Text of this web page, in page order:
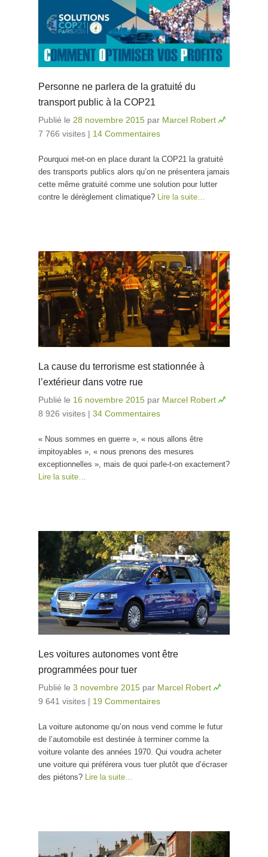
Personne ne parlera de la gratuité du
transport public à la COP21
Publié le 28 novembre 2015 par Marcel Robert
7 766 visites | 14 Commentaires
Pourquoi met-on en place durant la COP21 la gratuité
des transports publics alors qu’on ne présentera jamais
cette même gratuité comme une solution pour lutter
contre le dérèglement climatique?
Lire la suite…
La cause du terrorisme est stationnée à
l’extérieur dans votre rue
Publié le 16 novembre 2015 par Marcel Robert
8 926 visites | 34 Commentaires
« Nous sommes en guerre », « nous allons être
impitoyables », « nous prenons des mesures
exceptionnelles », mais de quoi parle-t-on exactement?
Lire la suite…
Les voitures autonomes vont être
programmées pour tuer
Publié le 3 novembre 2015 par Marcel Robert
9 641 visites | 19 Commentaires
La voiture autonome qu’on nous vend comme le futur
de l’automobile est destinée à terminer comme la
voiture volante des années 1970. Qui voudra acheter
une voiture qui préférera vous tuer plutôt que d’écraser
des piétons? Lire la suite…